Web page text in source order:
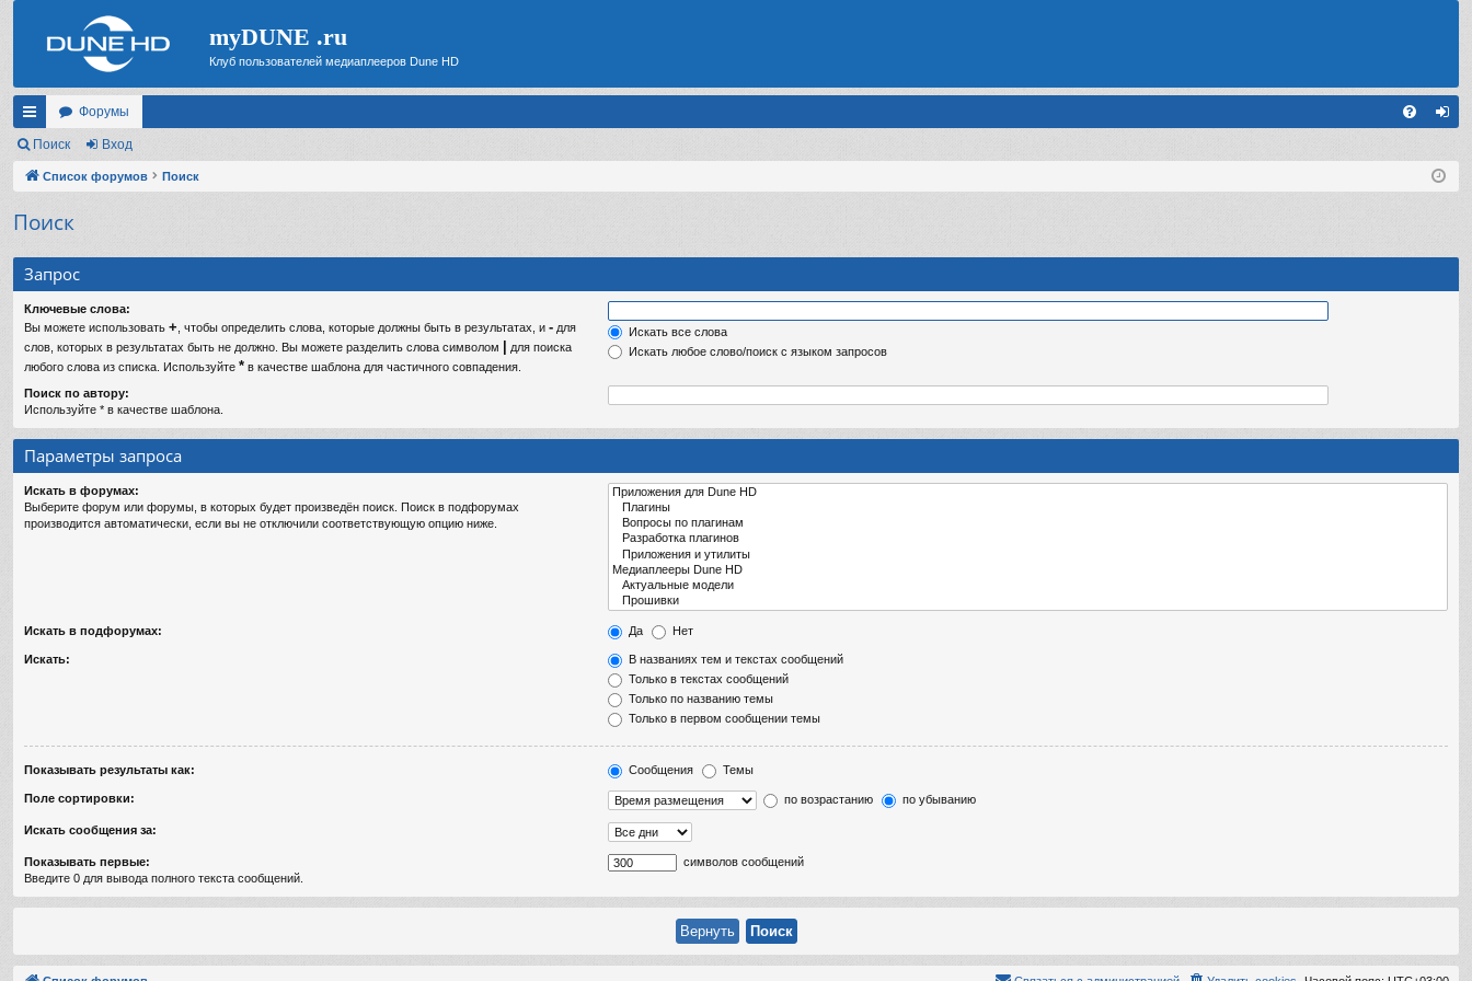
myDUNE .ru
Клуб пользователей медиаплееров Dune HD
с
ы
Форумы
д
Поиск Вход
Список форумов Поиск
Поиск
Запрос
Ключевые слова:
Вы можете использовать + , чтобы определить слова, которые должны быть в результатах, и - для
слов, которых в результатах быть не должно. Вы можете разделить слова символом
для поиска
любого слова из списка. Используйте * в качестве шаблона для частичного совпадения.
Искать все слова
Искать любое слово/поиск с языком запросов
Поиск по автору:
Используйте * в качестве шаблона.
Параметры запроса
Искать в форумах:
Выберите форум или форумы, в которых будет произведён поиск. Поиск в подфорумах
производится автоматически, если вы не отключили соответствующую опцию ниже.
Искать в подфорумах: Да Нет
Искать:
В названиях тем и текстах сообщений
Только в текстах сообщений
Только по названию темы
Только в первом сообщении темы
Показывать результаты как: Сообщения Темы
Поле сортировки: по возрастанию по убыванию
Искать сообщения за:
Показывать первые:
Введите 0 для вывода полного текста сообщений.
символов сообщений